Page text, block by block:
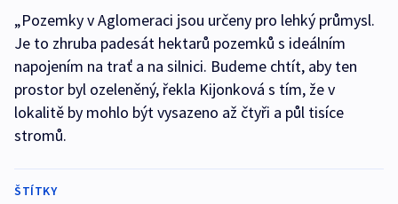
„Pozemky v Aglomeraci jsou určeny pro lehký průmysl.
Je to zhruba padesát hektarů pozemků s ideálním
napojením na trať a na silnici. Budeme chtít, aby ten
prostor byl ozeleněný, řekla Kijonková s tím, že v
lokalitě by mohlo být vysazeno až čtyři a půl tisíce
stromů.
ŠTÍTKY